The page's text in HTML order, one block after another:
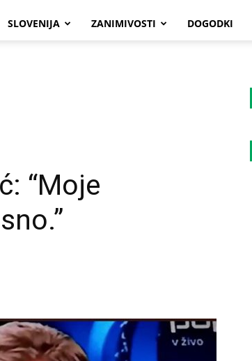
SLOVENIJA ZANIMIVOSTI DOGODKI
“Moje